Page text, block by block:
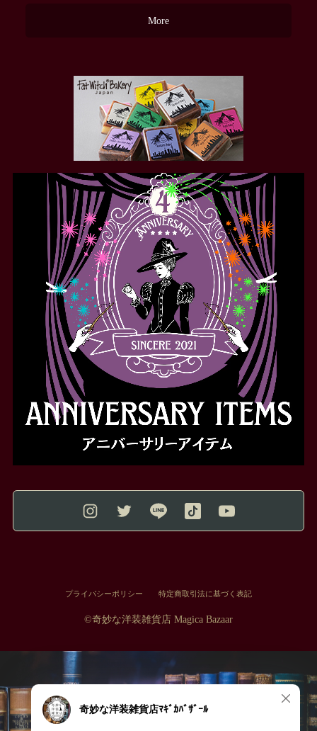
More
プライバシーポリシー 特定商取引法に基づく表記
©︎奇妙な洋装雑貨店 Magica Bazaar